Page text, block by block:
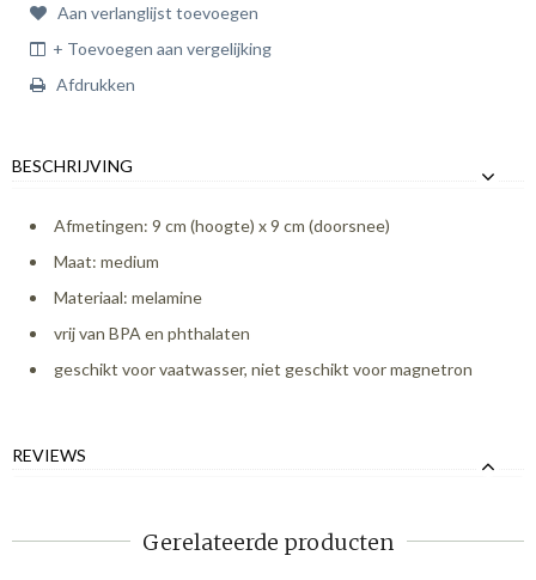
Aan verlanglijst toevoegen
+ Toevoegen aan vergelijking
Afdrukken
BESCHRIJVING
Afmetingen: 9 cm (hoogte) x 9 cm (doorsnee)
Maat: medium
Materiaal: melamine
vrij van BPA en phthalaten
geschikt voor vaatwasser, niet geschikt voor magnetron
REVIEWS
Gerelateerde producten